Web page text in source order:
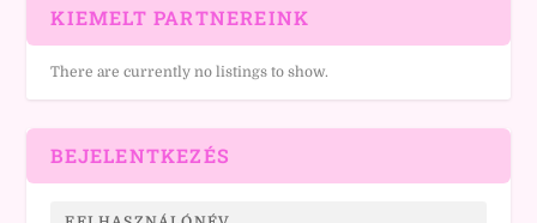
KIEMELT PARTNEREINK
There are currently no listings to show.
BEJELENTKEZÉS